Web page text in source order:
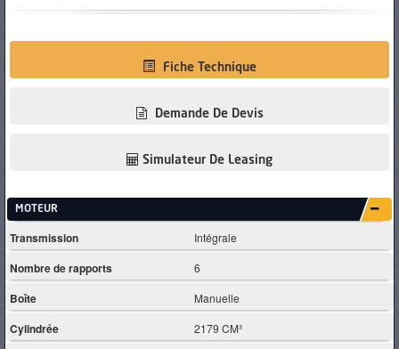
Fiche Technique
Demande De Devis
Simulateur De Leasing
MOTEUR
Transmission Intégrale
Nombre de rapports 6
Boîte Manuelle
Cylindrée 2179 CM³